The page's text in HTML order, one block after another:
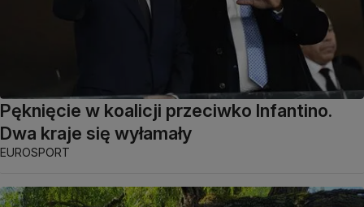
Pęknięcie w koalicji przeciwko Infantino.
Dwa kraje się wyłamały
EUROSPORT